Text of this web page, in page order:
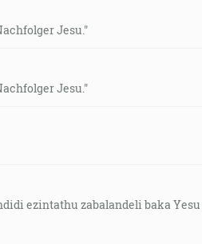
Jesu."
Jesu."
ezintathu zabalandeli baka Yesu